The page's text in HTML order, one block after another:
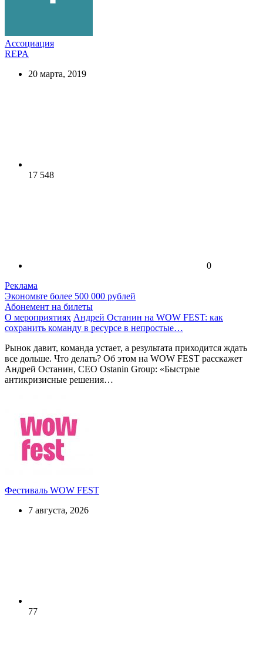
Ассоциация
REPA
20 марта, 2019
17 548
0
Реклама
Экономьте более 500 000 рублей
Абонемент на билеты
О мероприятиях Андрей Останин на WOW FEST: как
сохранить команду в ресурсе в непростые…
Рынок давит, команда устает, а результата приходится ждать
все дольше. Что делать? Об этом на WOW FEST расскажет
Андрей Останин, CEO Ostanin Group: «Быстрые
антикризисные решения…
Фестиваль WOW FEST
7 августа, 2026
77